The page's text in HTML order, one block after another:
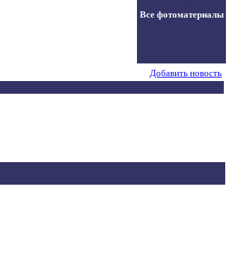
Все фотоматериалы
Добавить новость